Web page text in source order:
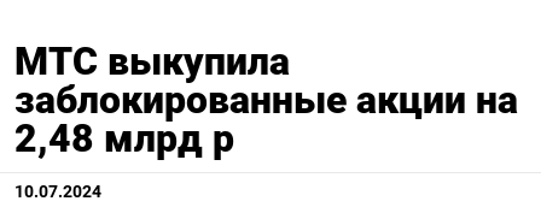
МТС выкупила
заблокированные акции на
2,48 млрд р
10.07.2024